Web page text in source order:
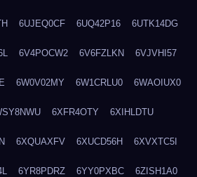
6UJEQ0CF 6UQ42P16 6UTK14DG
6V4POCW2 6V6FZLKN 6VJVHI57
6W0V02MY 6W1CRLU0 6WAOIUX0
6XFR4OTY 6XIHLDTU
6XQUAXFV 6XUCD56H 6XVXTC5I
6YR8PDRZ 6YY0PXBC 6ZISH1A0